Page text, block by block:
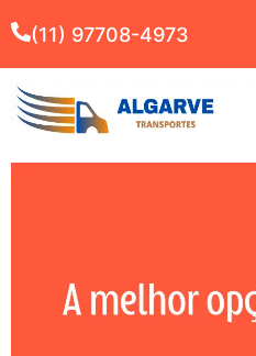
(11) 97708-4973